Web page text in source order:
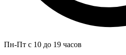
Пн-Пт с 10 до 19 часов